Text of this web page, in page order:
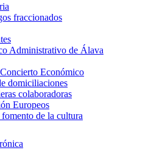
fraccionados
Administrativo de Álava
Económico
domiciliaciones
colaboradoras
Europeos
de la cultura